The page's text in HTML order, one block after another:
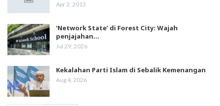
Apr 2, 2013
‘Network State’ di Forest City: Wajah
penjajahan…
Jul 29, 2026
Kekalahan Parti Islam di Sebalik Kemenangan
Aug 4, 2026